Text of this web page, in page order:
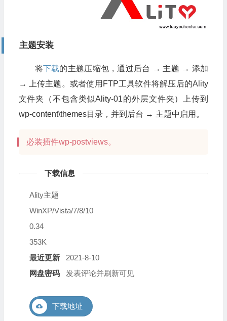
主题安装
将下载的主题压缩包，通过后台 → 主题 → 添加
→ 上传主题。或者使用FTP工具软件将解压后的Ality
文件夹（不包含类似Ality-01的外层文件夹）上传到
wp-content\themes目录，并到后台 → 主题中启用。
必装插件wp-postviews。
下载信息
Ality主题
WinXP/Vista/7/8/10
0.34
353K
最近更新
2021-8-10
网盘密码
发表评论并刷新可见
下载地址